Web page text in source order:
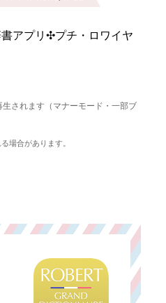
アプリ✣プチ・ロワイヤ
されます（マナーモード・一部ブ
場合があります。